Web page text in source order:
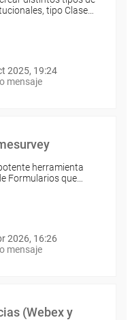
tipo Clase…
2025, 19:24
mensaje
herramienta
Formularios que…
2026, 16:26
mensaje
(Webex y